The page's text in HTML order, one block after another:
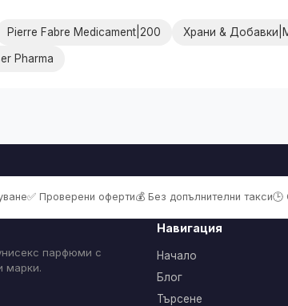
Pierre Fabre Medicament|200 Храни &
Pharma
✅ Проверени оферти💰 Без допълнителни такси🕒
парфюми с
марки.
Навигация
Начало
Блог
Търсене